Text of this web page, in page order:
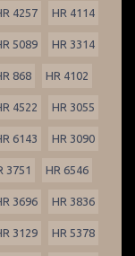
4257 HR 4114
5089 HR 3314
868 HR 4102
4522 HR 3055
6143 HR 3090
3751 HR 6546
3696 HR 3836
3129 HR 5378